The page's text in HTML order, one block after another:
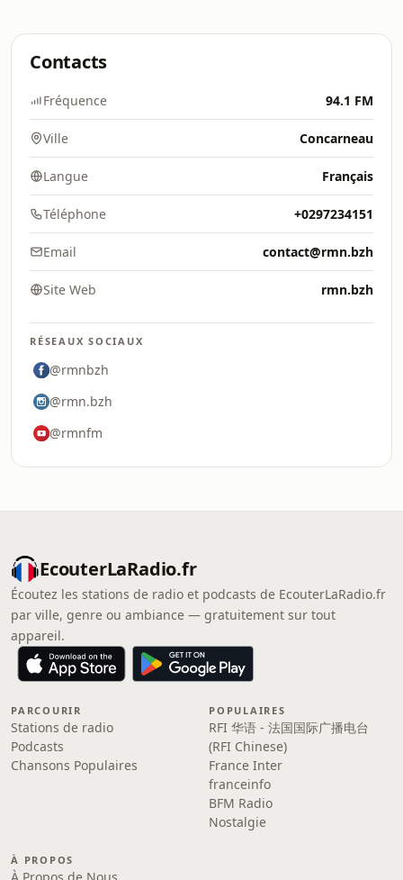
Contacts
Fréquence 94.1 FM
Ville Concarneau
Langue Français
Téléphone +0297234151
Email contact@rmn.bzh
Site Web rmn.bzh
RÉSEAUX SOCIAUX
@rmnbzh
@rmn.bzh
@rmnfm
EcouterLaRadio.fr
Écoutez les stations de radio et podcasts de EcouterLaRadio.fr
par ville, genre ou ambiance — gratuitement sur tout
appareil.
PARCOURIR
Stations de radio
Podcasts
Chansons Populaires
POPULAIRES
RFI 华语 - 法国国际广播电台
(RFI Chinese)
France Inter
franceinfo
BFM Radio
Nostalgie
À PROPOS